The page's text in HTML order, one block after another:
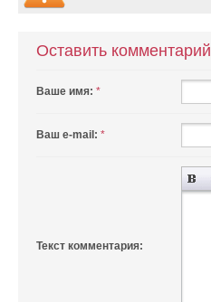
Оставить комментарий
Ваше имя: *
Ваш e-mail: *
Текст комментария: